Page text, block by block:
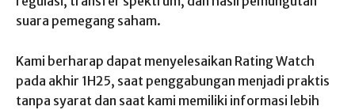
suara pemegang saham.
Kami berharap dapat menyelesaikan Rating Watch
pada akhir 1H25, saat penggabungan menjadi praktis
tanpa syarat dan saat kami memiliki informasi lebih